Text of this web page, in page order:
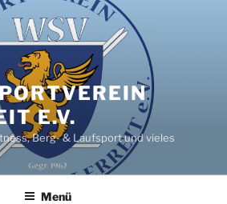
E.V.
Berg- & Laufsport und vieles
Menü